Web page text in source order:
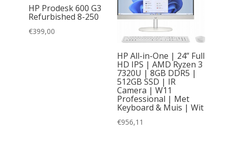
HP Prodesk 600 G3
Refurbished 8-250
€399,00
HP All-in-One | 24” Full
HD IPS | AMD Ryzen 3
7320U | 8GB DDR5 |
512GB SSD | IR
Camera | W11
Professional | Met
Keyboard & Muis | Wit
€956,11